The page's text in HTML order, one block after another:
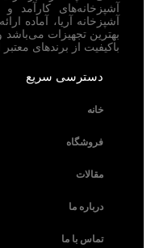
آشپزخانه‌های
آشپزخانه آریا، آماده
بهترین تجهیزات می‌باشد
باکیفیت از برندهای
دسترسی سریع
خانه
فروشگاه
مقالات
درباره ما
تماس با ما